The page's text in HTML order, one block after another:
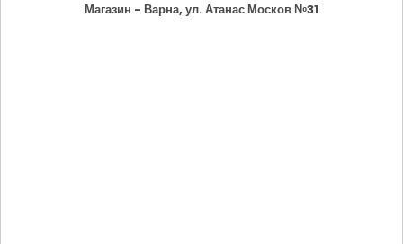
Магазин - Варна, ул. Атанас Москов №31